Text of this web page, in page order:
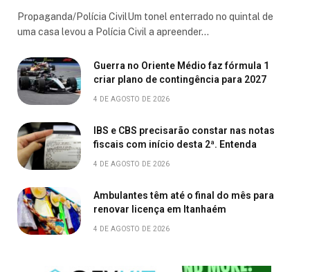
Propaganda/Polícia CivilUm tonel enterrado no quintal de
uma casa levou a Polícia Civil a apreender…
Guerra no Oriente Médio faz fórmula 1
criar plano de contingência para 2027
4 DE AGOSTO DE 2026
IBS e CBS precisarão constar nas notas
fiscais com início desta 2ª. Entenda
4 DE AGOSTO DE 2026
Ambulantes têm até o final do mês para
renovar licença em Itanhaém
4 DE AGOSTO DE 2026